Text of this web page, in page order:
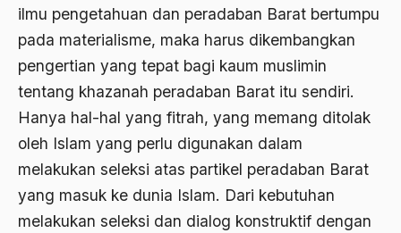
ilmu pengetahuan dan peradaban Barat bertumpu
pada materialisme, maka harus dikembangkan
pengertian yang tepat bagi kaum muslimin
tentang khazanah peradaban Barat itu sendiri.
Hanya hal-hal yang fitrah, yang memang ditolak
oleh Islam yang perlu digunakan dalam
melakukan seleksi atas partikel peradaban Barat
yang masuk ke dunia Islam. Dari kebutuhan
melakukan seleksi dan dialog konstruktif dengan
bacaan mulia
Badan Usaha
Bagus Hadikusumo
Baha'i
baharuddin Aritonang
Bahasa Indonesia